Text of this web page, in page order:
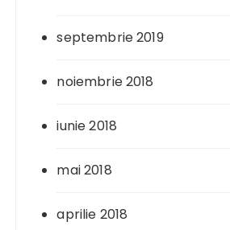
septembrie 2019
noiembrie 2018
iunie 2018
mai 2018
aprilie 2018